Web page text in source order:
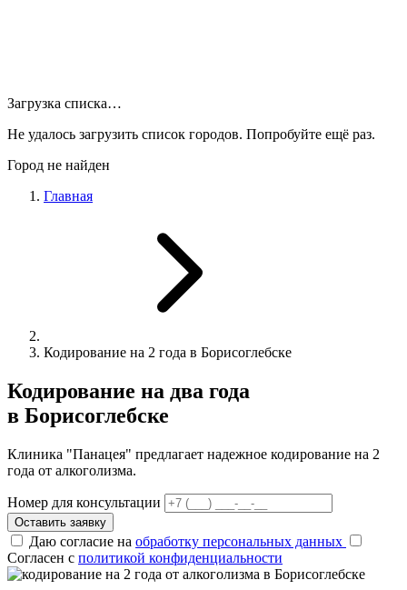
Загрузка списка…
Не удалось загрузить список городов. Попробуйте ещё раз.
Город не найден
Главная
Кодирование на 2 года в Борисоглебске
Кодирование на два года
в Борисоглебске
Клиника "Панацея" предлагает надежное кодирование на 2
года от алкоголизма.
Номер для консультации
Оставить заявку
Даю согласие на обработку персональных данных
Согласен с политикой конфиденциальности